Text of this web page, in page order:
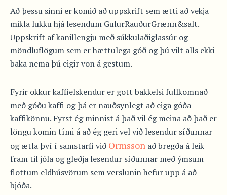
Að þessu sinni er komið að uppskrift sem ætti að vekja
mikla lukku hjá lesendum GulurRauðurGrænn&salt.
Uppskrift af kanillengju með súkkulaðiglassúr og
möndluflögum sem er hættulega góð og þú vilt alls ekki
baka nema þú eigir von á gestum.
Fyrir okkur kaffielskendur er gott bakkelsi fullkomnað
með góðu kaffi og þá er nauðsynlegt að eiga góða
kaffikönnu. Fyrst ég minnist á það vil ég meina að það er
löngu komin tími á að ég geri vel við lesendur síðunnar
og ætla því í samstarfi við Ormsson að bregða á leik
fram til jóla og gleðja lesendur síðunnar með ýmsum
flottum eldhúsvörum sem verslunin hefur upp á að
bjóða.